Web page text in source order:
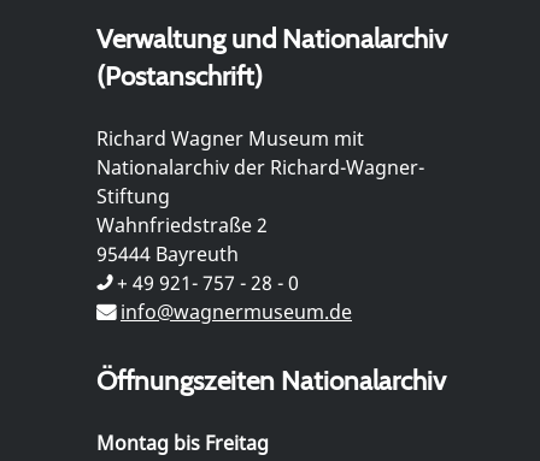
Verwaltung und Nationalarchiv
(Postanschrift)
Richard Wagner Museum mit
Nationalarchiv der Richard-Wagner-
Stiftung
Wahnfriedstraße 2
95444 Bayreuth
+ 49 921- 757 - 28 - 0
info@wagnermuseum.de
Öffnungszeiten Nationalarchiv
Montag bis Freitag